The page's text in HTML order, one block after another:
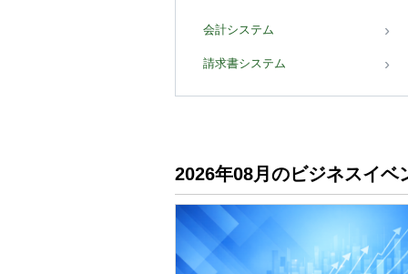
会計システム
請求書システム
2026年08月のビジネスイベ